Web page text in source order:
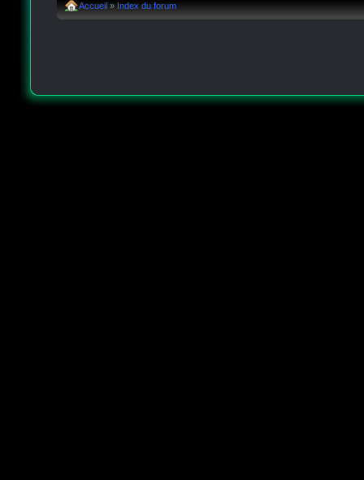
Accueil » Index du forum